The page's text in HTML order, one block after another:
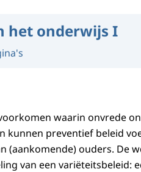
het onderwijs I
waarin onvrede
kunnen preventief beleid
(aankomende) ouders. De
van een variëteitsbeleid: